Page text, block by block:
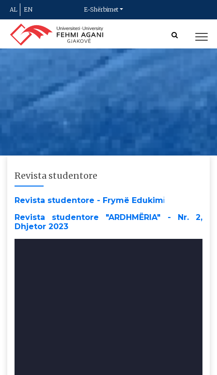
AL EN E-Shërbimet
Revista studentore
Revista studentore - Frymë Edukimi
Revista studentore "ARDHMËRIA" - Nr. 2,
Dhjetor 2023